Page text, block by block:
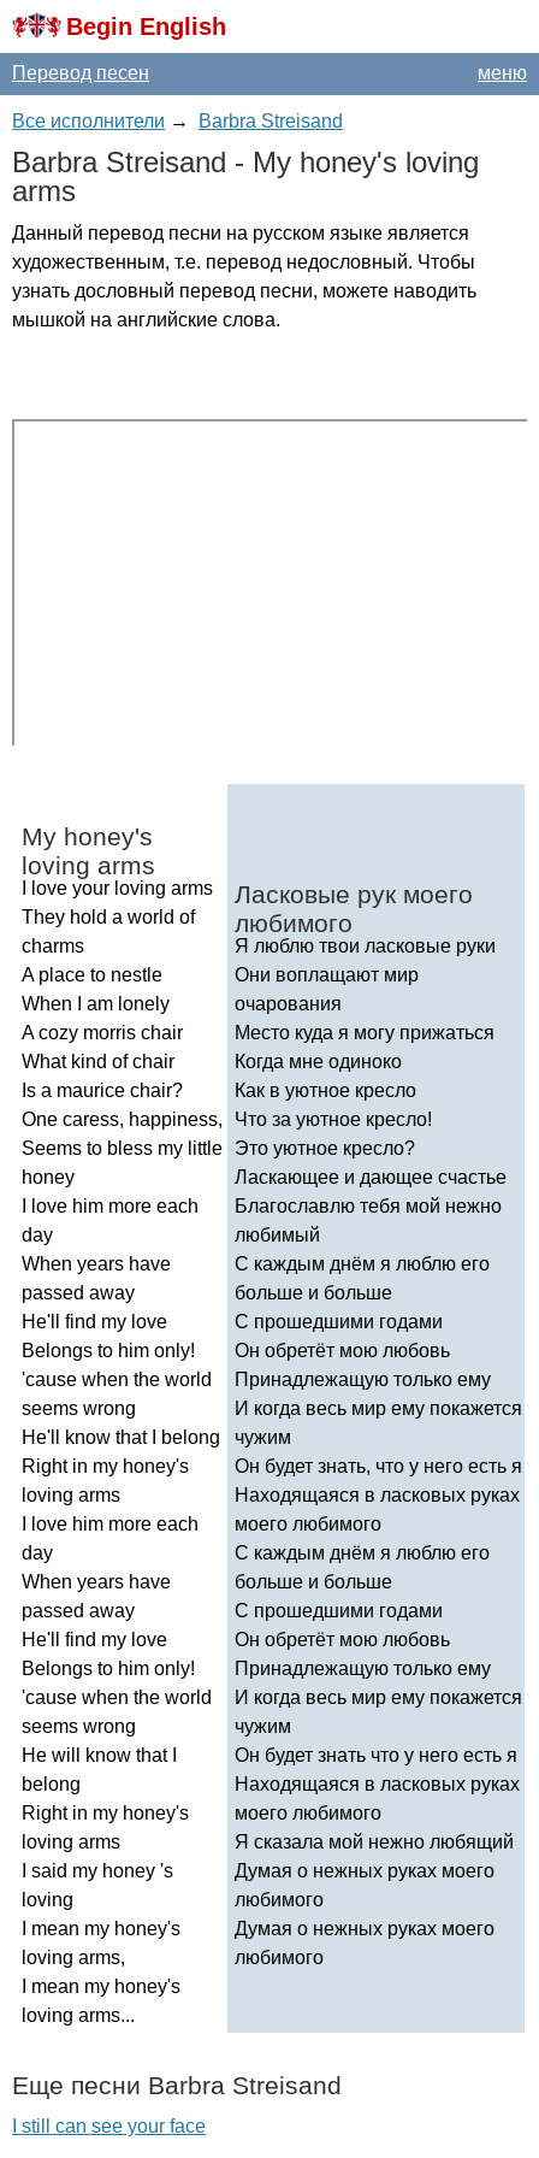
Begin English
меню
Перевод песен
Все исполнители → Barbra Streisand
Barbra Streisand - My honey's loving
arms
Данный перевод песни на русском языке является
художественным, т.е. перевод недословный. Чтобы
узнать дословный перевод песни, можете наводить
мышкой на английские слова.
My honey's
loving arms
love your loving arms
They hold a world of
charms
A place to nestle
When
am lonely
A cozy morris chair
What kind of chair
Is a maurice chair?
One caress, happiness,
Seems to bless my little
honey
love him more each
day
When years have
passed away
He'll
find my love
Belongs to him only!
'cause when the world
seems wrong
He'll
know that
belong
Right in my honey's
loving arms
love him more each
day
When years have
passed away
He'll
find my love
Belongs to him only!
'cause when the world
seems wrong
He will know that
belong
Right in my honey's
loving arms
said my honey 's
loving
mean my honey's
loving arms,
mean my honey's
loving arms...
Ласковые рук моего
любимого
Я люблю твои ласковые руки
Они воплащают мир
очарования
Место куда я могу прижаться
Когда мне одиноко
Как в уютное кресло
Что за уютное кресло!
Это уютное кресло?
Ласкающее и дающее счастье
Благославлю тебя мой нежно
любимый
С каждым днём я люблю его
больше и больше
C прошедшими годами
Он обретёт мою любовь
Принадлежащую только ему
И когда весь мир ему покажется
чужим
Он будет знать, что у него есть я
Находящаяся в ласковых руках
моего любимого
С каждым днём я люблю его
больше и больше
С прошедшими годами
Он обретёт мою любовь
Принадлежащую только ему
И когда весь мир ему покажется
чужим
Он будет знать что у него есть я
Находящаяся в ласковых руках
моего любимого
Я сказала мой нежно любящий
Думая о нежных руках моего
любимого
Думая о нежных руках моего
любимого
Еще песни Barbra Streisand
I still can see your face